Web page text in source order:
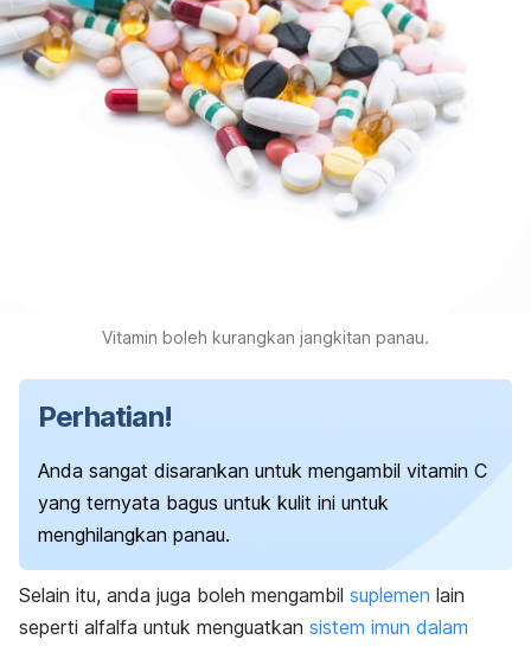
Vitamin boleh kurangkan jangkitan panau.
Perhatian!
Anda sangat disarankan untuk mengambil vitamin C
yang ternyata bagus untuk kulit ini untuk
menghilangkan panau.
Selain itu, anda juga boleh mengambil suplemen lain
seperti alfalfa untuk menguatkan sistem imun dalam